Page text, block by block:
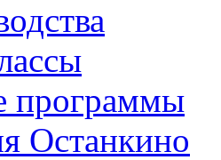
программы
Останкино